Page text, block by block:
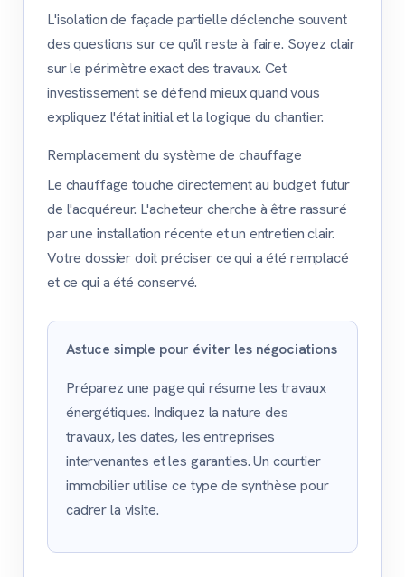
L'isolation de façade partielle déclenche souvent
des questions sur ce qu'il reste à faire. Soyez clair
sur le périmètre exact des travaux. Cet
investissement se défend mieux quand vous
expliquez l'état initial et la logique du chantier.
Remplacement du système de chauffage
Le chauffage touche directement au budget futur
de l'acquéreur. L'acheteur cherche à être rassuré
par une installation récente et un entretien clair.
Votre dossier doit préciser ce qui a été remplacé
et ce qui a été conservé.
Astuce simple pour éviter les négociations
Préparez une page qui résume les travaux
énergétiques. Indiquez la nature des
travaux, les dates, les entreprises
intervenantes et les garanties. Un courtier
immobilier utilise ce type de synthèse pour
cadrer la visite.